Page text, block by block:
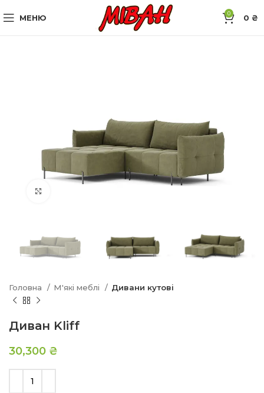
МЕНЮ 0 0 ₴
Головна М'які меблі Дивани кутові
Диван Kliff
30,300 ₴